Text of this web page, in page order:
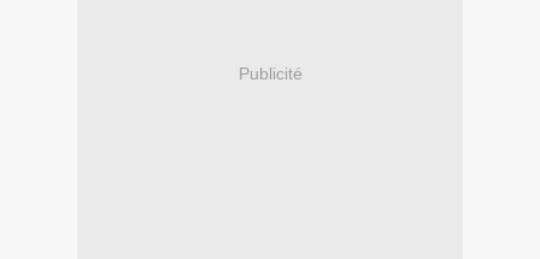
Publicité